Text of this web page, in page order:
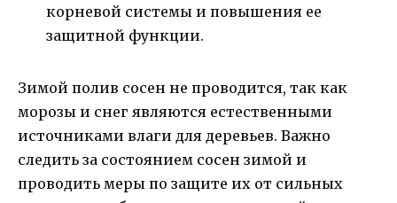
корневой системы и повышения ее
защитной функции.
Зимой полив сосен не проводится, так как
морозы и снег являются естественными
источниками влаги для деревьев. Важно
следить за состоянием сосен зимой и
проводить меры по защите их от сильных